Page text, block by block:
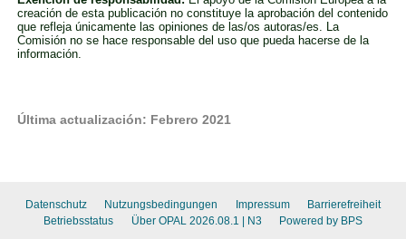
Datenschutz Nutzungsbedingungen Impressum
Barrierefreiheit
Betriebsstatus
Über OPAL 2026.08.1 | N3 Powered by BPS